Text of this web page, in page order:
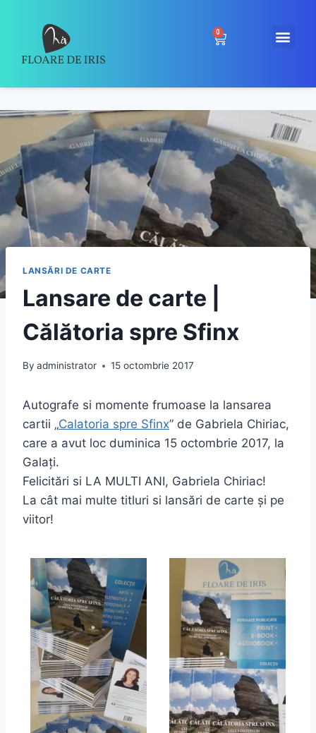
0
LANSĂRI DE CARTE
Lansare de carte |
Călătoria spre Sfinx
By administrator 15 octombrie 2017
Autografe si momente frumoase la lansarea
cartii „Calatoria spre Sfinx” de Gabriela Chiriac,
care a avut loc duminica 15 octombrie 2017, la
Galați.
Felicitări si LA MULTI ANI, Gabriela Chiriac!
La cât mai multe titluri si lansări de carte și pe
viitor!